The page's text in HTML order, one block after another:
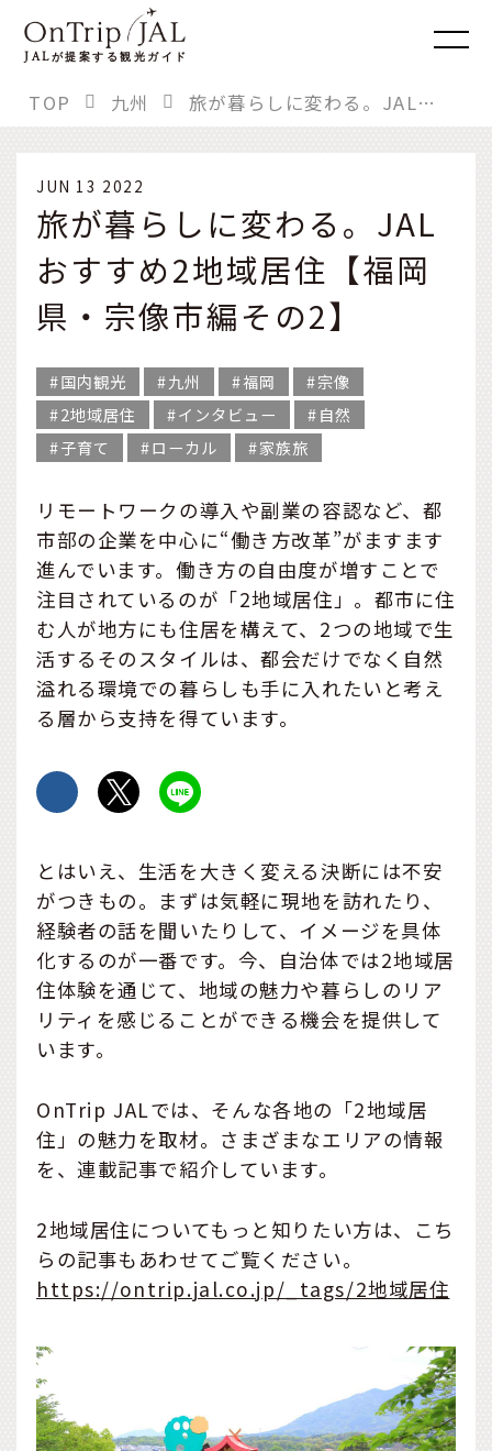
JALが提案する観光ガイド
TOP 九州 旅が暮らしに変わる。JALおすすめ2地域居住【福岡県・宗像市編その2】
JUN 13 2022
旅が暮らしに変わる。JAL
おすすめ2地域居住【福岡
県・宗像市編その2】
国内観光 九州 福岡
宗像
2地域居住
インタビュー
自然
子育て
ローカル 家族旅
リモートワークの導入や副業の容認など、都
市部の企業を中心に“働き方改革”がますます
進んでいます。働き方の自由度が増すことで
注目されているのが「2地域居住」。都市に住
む人が地方にも住居を構えて、2つの地域で生
活するそのスタイルは、都会だけでなく自然
溢れる環境での暮らしも手に入れたいと考え
る層から支持を得ています。
とはいえ、生活を大きく変える決断には不安
がつきもの。まずは気軽に現地を訪れたり、
経験者の話を聞いたりして、イメージを具体
化するのが一番です。今、自治体では2地域居
住体験を通じて、地域の魅力や暮らしのリア
リティを感じることができる機会を提供して
います。
OnTrip JALでは、そんな各地の「2地域居
住」の魅力を取材。さまざまなエリアの情報
を、連載記事で紹介しています。
2地域居住についてもっと知りたい方は、こち
らの記事もあわせてご覧ください。
https://ontrip.jal.co.jp/_tags/2地域居住